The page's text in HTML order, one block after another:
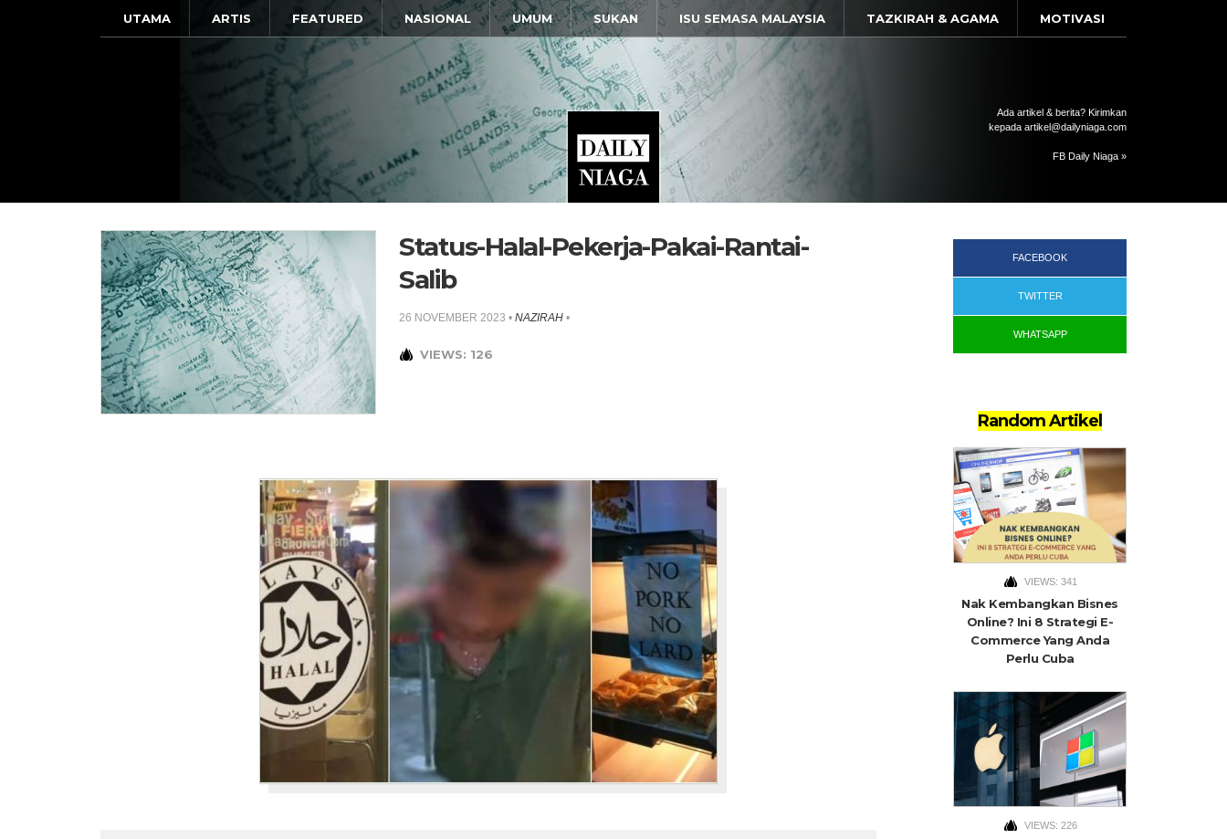
UTAMA ARTIS FEATURED NASIONAL UMUM SUKAN ISU SEMASA MALAYSIA TAZKIRAH & AGAMA MOTIVASI
Ada artikel & berita? Kirimkan
kepada artikel@dailyniaga.com
FB Daily Niaga »
Status-Halal-Pekerja-Pakai-Rantai-
Salib
26 NOVEMBER 2023 • NAZIRAH •
VIEWS: 126
FACEBOOK
TWITTER
WHATSAPP
Random Artikel
VIEWS: 341
Nak Kembangkan Bisnes
Online? Ini 8 Strategi E-
Commerce Yang Anda
Perlu Cuba
VIEWS: 226